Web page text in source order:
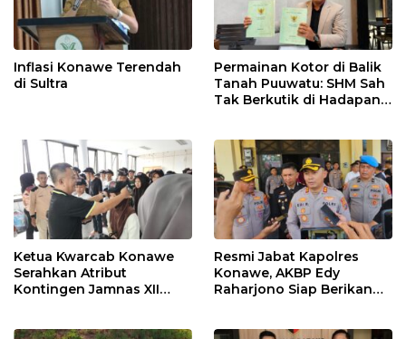
Inflasi Konawe Terendah
di Sultra
Permainan Kotor di Balik
Tanah Puuwatu: SHM Sah
Tak Berkutik di Hadapan
Ketua Kwarcab Konawe
Serahkan Atribut
Kontingen Jamnas XII
Resmi Jabat Kapolres
Konawe, AKBP Edy
Raharjono Siap Berikan